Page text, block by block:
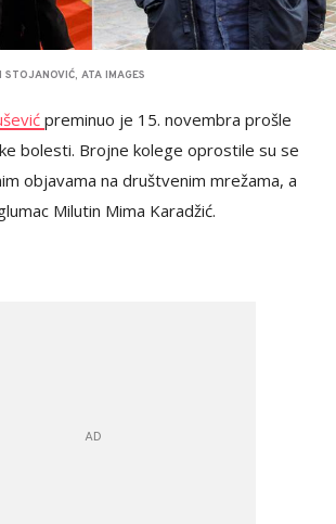
ATA IMAGES
preminuo je 15. novembra prošle
bolesti. Brojne kolege oprostile su se
objavama na društvenim mrežama, a
Milutin Mima Karadžić.